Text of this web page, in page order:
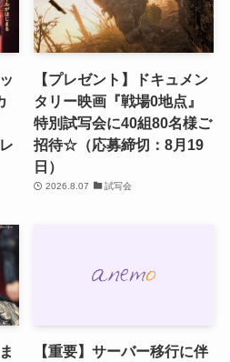
【プレゼント】ドキュメン
タリー映画『戦場0地点』
特別試写会に40組80名様ご
招待☆（応募締切：8月19
日）
2026.8.07 試写会
【重要】サーバー移行に伴